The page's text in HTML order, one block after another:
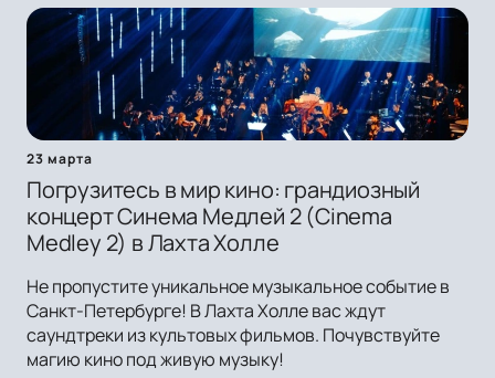
23 марта
Погрузитесь в мир кино: грандиозный
концерт Синема Медлей 2 (Cinema
Medley 2) в Лахта Холле
Не пропустите уникальное музыкальное событие в
Санкт-Петербурге! В Лахта Холле вас ждут
саундтреки из культовых фильмов. Почувствуйте
магию кино под живую музыку!